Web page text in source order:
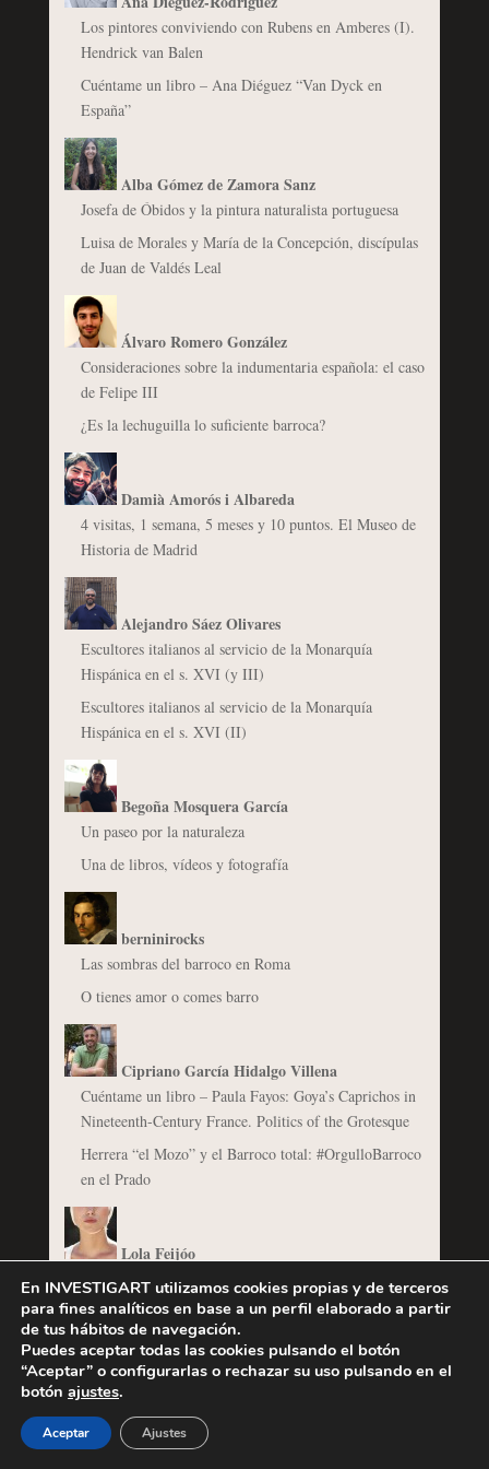
Los pintores conviviendo con Rubens en Amberes (I).
Hendrick van Balen
Cuéntame un libro – Ana Diéguez “Van Dyck en
España”
Alba Gómez de Zamora Sanz
Josefa de Óbidos y la pintura naturalista portuguesa
Luisa de Morales y María de la Concepción, discípulas
de Juan de Valdés Leal
Álvaro Romero González
Consideraciones sobre la indumentaria española: el caso
de Felipe III
¿Es la lechuguilla lo suficiente barroca?
Damià Amorós i Albareda
4 visitas, 1 semana, 5 meses y 10 puntos. El Museo de
Historia de Madrid
Alejandro Sáez Olivares
Escultores italianos al servicio de la Monarquía
Hispánica en el s. XVI (y III)
Escultores italianos al servicio de la Monarquía
Hispánica en el s. XVI (II)
Begoña Mosquera García
Un paseo por la naturaleza
Una de libros, vídeos y fotografía
berninirocks
Las sombras del barroco en Roma
O tienes amor o comes barro
Cipriano García Hidalgo Villena
Cuéntame un libro – Paula Fayos: Goya’s Caprichos in
Nineteenth-Century France. Politics of the Grotesque
Herrera “el Mozo” y el Barroco total: #OrgulloBarroco
en el Prado
Lola Feijóo
Descosiendo a "Balenciaga y la pintura española"
De lo fotográfico en lo barroco
@Invertirenarte
millones?
En INVESTIGART utilizamos cookies propias y de terceros
para fines analíticos en base a un perfil elaborado a partir
de tus hábitos de navegación.
Puedes aceptar todas las cookies pulsando el botón
“Aceptar” o configurarlas o rechazar su uso pulsando en el
botón ajustes.
Aceptar Ajustes